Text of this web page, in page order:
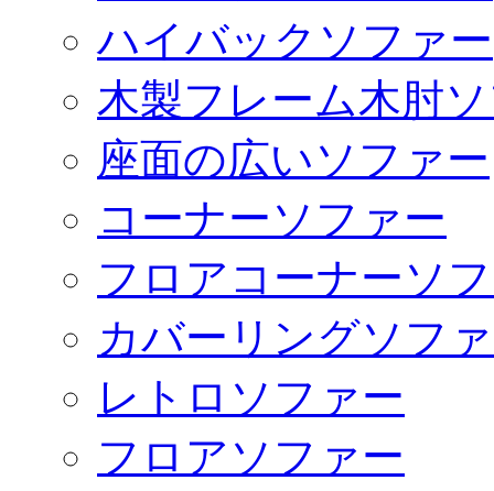
ハイバックソファー
木製フレーム木肘
座面の広いソファー
コーナーソファー
フロアコーナーソ
カバーリングソフ
レトロソファー
フロアソファー